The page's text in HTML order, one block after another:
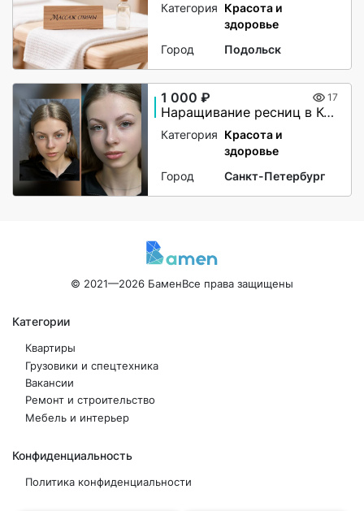
Категория Красота и
здоровье
Город
Подольск
1 000 ₽ 17
Наращивание ресниц в Кудрово
Категория Красота и
здоровье
Город
Санкт-Петербург
© 2021—2026 БаменВсе права защищены
Категории
Квартиры
Грузовики и спецтехника
Вакансии
Ремонт и строительство
Мебель и интерьер
Конфиденциальность
Политика конфиденциальности